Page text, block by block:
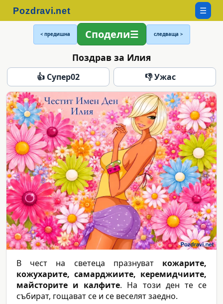
☰
< предишна Сподели следваща >
Поздрав за Илия
👍 Супер02 👎 Ужас
В чест на светеца празнуват кожарите,
кожухарите, самарджиите, керемидчиите,
майсторите и калфите. На този ден те се
събират, гощават се и се веселят заедно.